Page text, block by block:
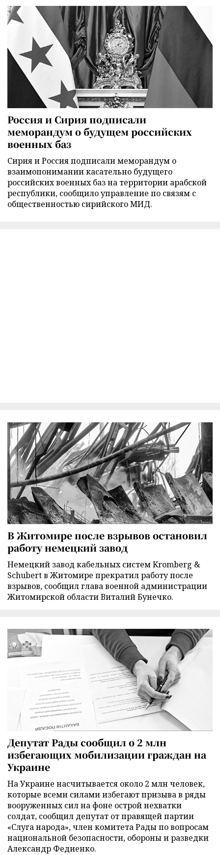
Россия и Сирия подписали
меморандум о будущем российских
военных баз
Сирия и Россия подписали меморандум о
взаимопонимании касательно будущего
российских военных баз на территории арабской
республики, сообщило управление по связям с
общественностью сирийского МИД.
В Житомире после взрывов остановил
работу немецкий завод
Немецкий завод кабельных систем Kromberg &
Schubert в Житомире прекратил работу после
взрывов, сообщил глава военной администрации
Житомирской области Виталий Бунечко.
Депутат Рады сообщил о 2 млн
избегающих мобилизации граждан на
Украине
На Украине насчитывается около 2 млн человек,
которые всеми силами избегают призыва в ряды
вооруженных сил на фоне острой нехватки
солдат, сообщил депутат от правящей партии
«Слуга народа», член комитета Рады по вопросам
национальной безопасности, обороны и разведки
Александр Федиенко.